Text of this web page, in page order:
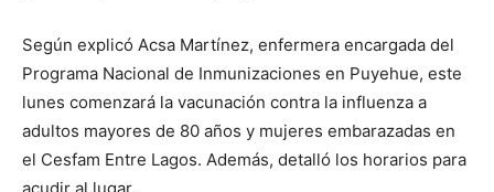
Según explicó Acsa Martínez, enfermera encargada del
Programa Nacional de Inmunizaciones en Puyehue, este
lunes comenzará la vacunación contra la influenza a
adultos mayores de 80 años y mujeres embarazadas en
el Cesfam Entre Lagos. Además, detalló los horarios para